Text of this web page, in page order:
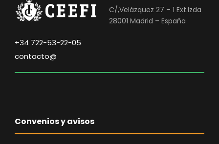
C/,Velázquez 27 – 1 Ext.Izda
28001 Madrid – España
+34 722-53-22-05
contacto@
Convenios y avisos